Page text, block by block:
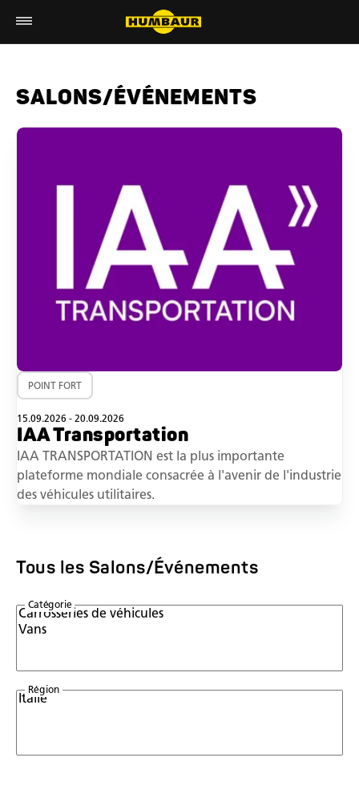
SALONS/ÉVÉNEMENTS
POINT FORT
15.09.2026 - 20.09.2026
IAA Transportation
IAA TRANSPORTATION est la plus importante
plateforme mondiale consacrée à l'avenir de l'industrie
des véhicules utilitaires.
Tous les Salons/Événements
Catégorie
Région